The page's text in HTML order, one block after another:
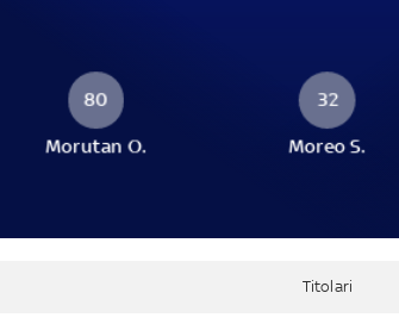
80
Morutan O.
32
Moreo S.
Titolari